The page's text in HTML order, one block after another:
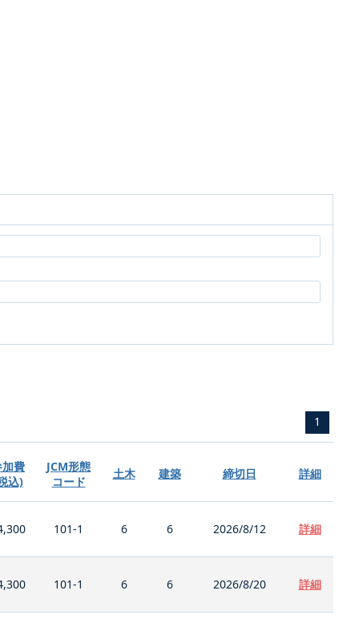
1
費
込)
JCM形態
コード
土木 建築 締切日 詳細
101-1 6 6 2026/8/12 詳細
101-1 6 6 2026/8/20 詳細